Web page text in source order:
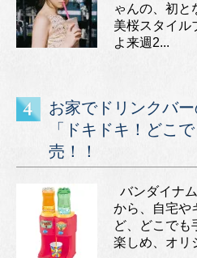
ゃんの、初と
美桜スタイル
よ来週2...
お家でドリンクバ
「ドキドキ！どこ
売！！
バンダイナ
から、自宅や
ど、どこでも
楽しめ、オリ